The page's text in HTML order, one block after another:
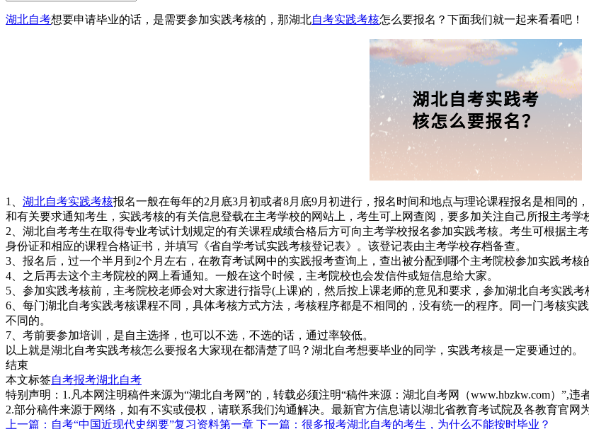
湖北自考想要申请毕业的话，是需要参加实践考核的，那湖北自考实践考核怎么要报名？下面我们就一起来看看吧！
1、 湖北自考实践考核报名一般在每年的2月底3月初或者8月底9月初进行，报名时间和地点与理论课程报名是相同
和有关要求通知考生，实践考核的有关信息登载在主考学校的网站上，考生可上网查阅，要多加关注自己所报主考学
2、湖北自考考生在取得专业考试计划规定的有关课程成绩合格后方可向主考学校报名参加实践考核。考生可根据主
身份证和相应的课程合格证书，并填写《省自学考试实践考核登记表》。该登记表由主考学校存档备查。
3、报名后，过一个半月到2个月左右，在教育考试网中的实践报考查询上，查出被分配到哪个主考院校参加实践考核
4、之后再去这个主考院校的网上看通知。一般在这个时候，主考院校也会发信件或短信息给大家。
5、参加实践考核前，主考院校老师会对大家进行指导(上课)的，然后按上课老师的意见和要求，参加湖北自考实践考
6、每门湖北自考实践考核课程不同，具体考核方式方法，考核程序都是不相同的，没有统一的程序。同一门考核实
不同的。
7、考前要参加培训，是自主选择，也可以不选，不选的话，通过率较低。
以上就是湖北自考实践考核怎么要报名大家现在都清楚了吗？湖北自考想要毕业的同学，实践考核是一定要通过的。
结束
本文标签自考报考湖北自考
特别声明：1.凡本网注明稿件来源为“湖北自考网”的，转载必须注明“稿件来源：湖北自考网（www.hbzkw.com）”,违
2.部分稿件来源于网络，如有不实或侵权，请联系我们沟通解决。最新官方信息请以湖北省教育考试院及各教育官网
上一篇：自考“中国近现代史纲要”复习资料第一章 下一篇：很多报考湖北自考的考生，为什么不能按时毕业？